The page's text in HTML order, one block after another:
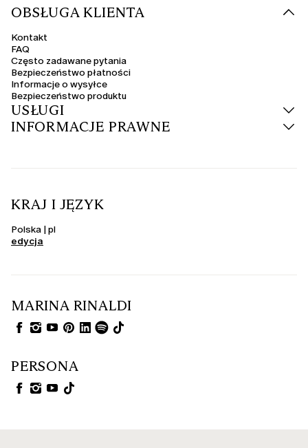
OBSŁUGA KLIENTA
Kontakt
FAQ
Często zadawane pytania
Bezpieczeństwo płatności
Informacje o wysyłce
Bezpieczeństwo produktu
USŁUGI
INFORMACJE PRAWNE
KRAJ I JĘZYK
Polska | pl
edycja
MARINA RINALDI
PERSONA